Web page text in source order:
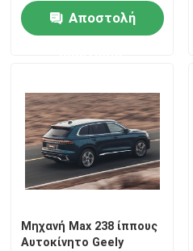
Plus SUV αυτοκίνητο
Αποστολή
Μηχανή Max 238 ίππους
Αυτοκίνητο Geely